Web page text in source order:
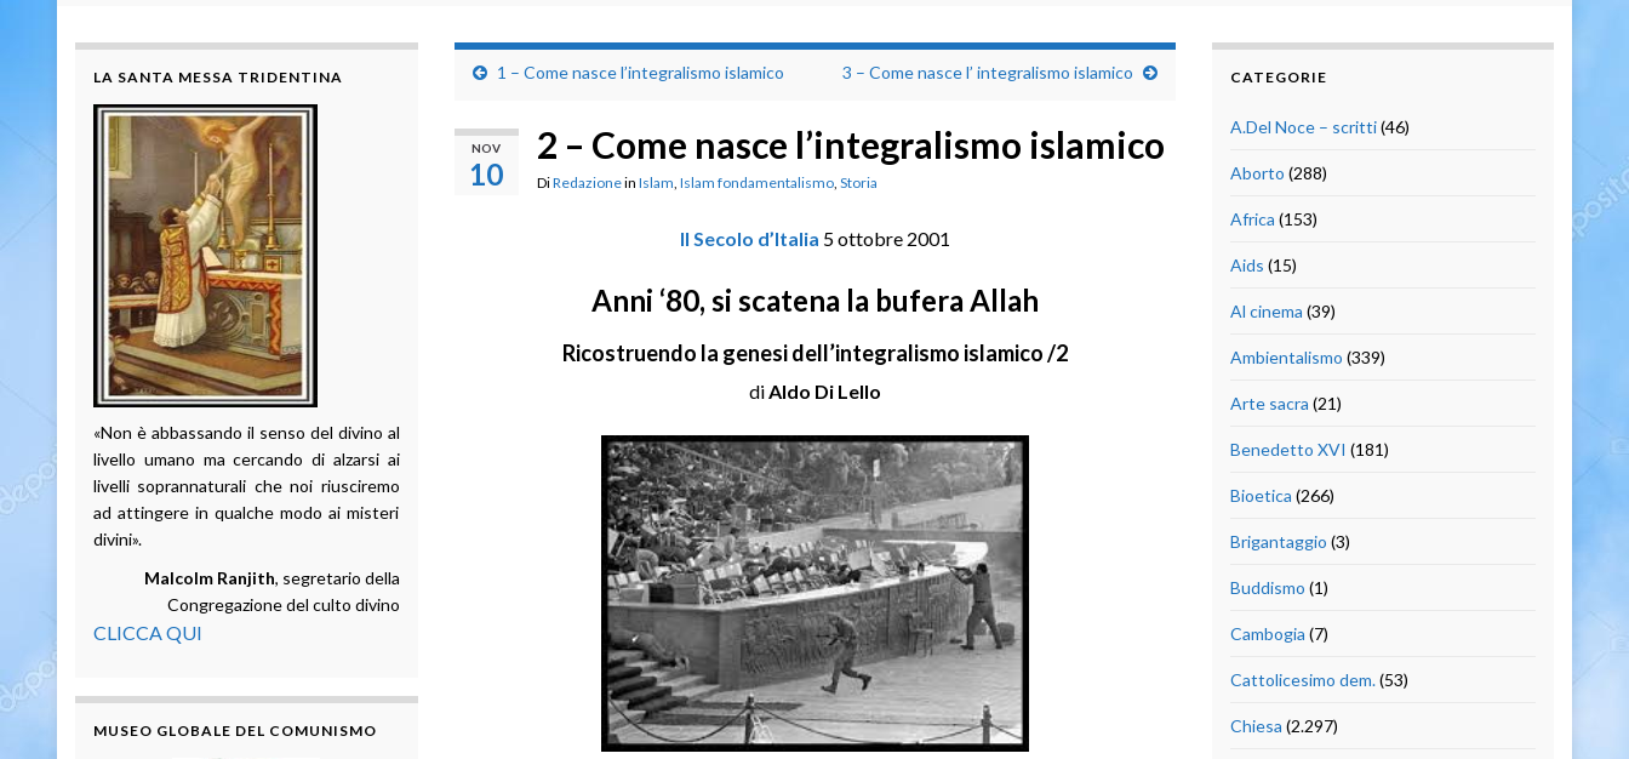
1 – Come nasce l’integralismo islamico 3 – Come nasce l’ integralismo islamico
NOV
10
2 – Come nasce l’integralismo islamico
DiRedazionein Islam Islam fondamentalismo, Storia
Il Secolo d’Italia 5 ottobre 2001
Anni ‘80, si scatena la bufera Allah
Ricostruendo la genesi dell’integralismo islamico /2
diAldo Di Lello
LA SANTA MESSA TRIDENTINA
«Non è abbassando il senso del divino al
livello umano ma cercando di alzarsi ai
livelli soprannaturali che noi riusciremo
ad attingere in qualche modo ai misteri
divini».
Malcolm Ranjith, segretario della
Congregazione del culto divino
CLICCA QUI
MUSEO GLOBALE DEL COMUNISMO
CATEGORIE
A.Del Noce – scritti(46)
Aborto (288)
Africa (153)
Aids (15)
Al cinema (39)
Ambientalismo (339)
Arte sacra (21)
Benedetto XVI (181)
Bioetica (266)
Brigantaggio (3)
Buddismo (1)
Cambogia (7)
Cattolicesimo dem.(53)
Chiesa (2.297)